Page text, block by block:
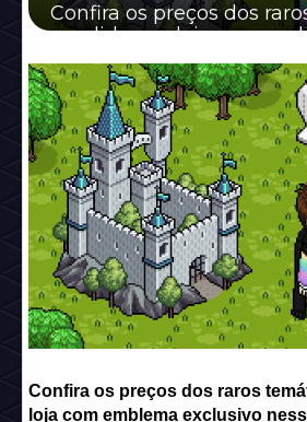
Confira os preços dos
vendidos na loja com
Confira os preços dos raros
loja com emblema exclusivo